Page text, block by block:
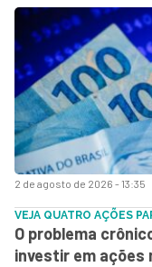
2 de agosto de 2026 - 13:35
VEJA QUATRO AÇÕES
O problema
investir em ações